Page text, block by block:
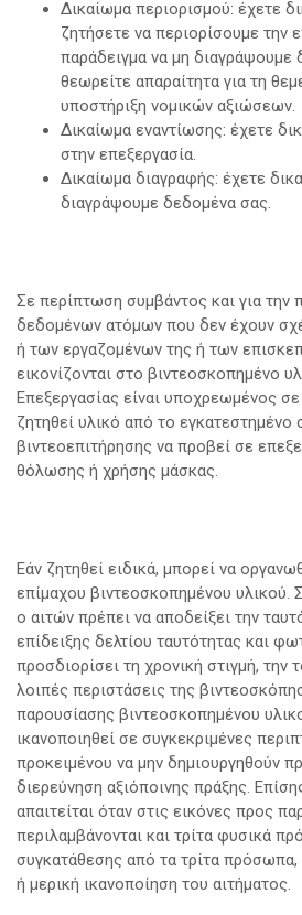
Δικαίωμα περιορισμού: έχετε
ζητήσετε να περιορίσουμε την
παράδειγμα να μη διαγράψουμε
θεωρείτε απαραίτητα για τη
υποστήριξη νομικών αξιώσεων.
Δικαίωμα εναντίωσης: έχετε
στην επεξεργασία.
Δικαίωμα διαγραφής: έχετε
διαγράψουμε δεδομένα σας.
Σε περίπτωση συμβάντος και για
δεδομένων ατόμων που δεν έχουν
ή των εργαζομένων της ή των
εικονίζονται στο βιντεοσκοπημένο
Επεξεργασίας είναι υποχρεωμένος
ζητηθεί υλικό από το εγκατεστημένο
βιντεοεπιτήρησης να προβεί σε
θόλωσης ή χρήσης μάσκας.
Εάν ζητηθεί ειδικά, μπορεί να
επίμαχου βιντεοσκοπημένου υλικού.
ο αιτών πρέπει να αποδείξει την
επίδειξης δελτίου ταυτότητας και
προσδιορίσει τη χρονική στιγμή, την
λοιπές περιστάσεις της
παρουσίασης βιντεοσκοπημένου
ικανοποιηθεί σε συγκεκριμένες
προκειμένου να μην δημιουργηθούν
διερεύνηση αξιόποινης πράξης.
απαιτείται όταν στις εικόνες προς
περιλαμβάνονται και τρίτα φυσικά
συγκατάθεσης από τα τρίτα
ή μερική ικανοποίηση του αιτήματος.